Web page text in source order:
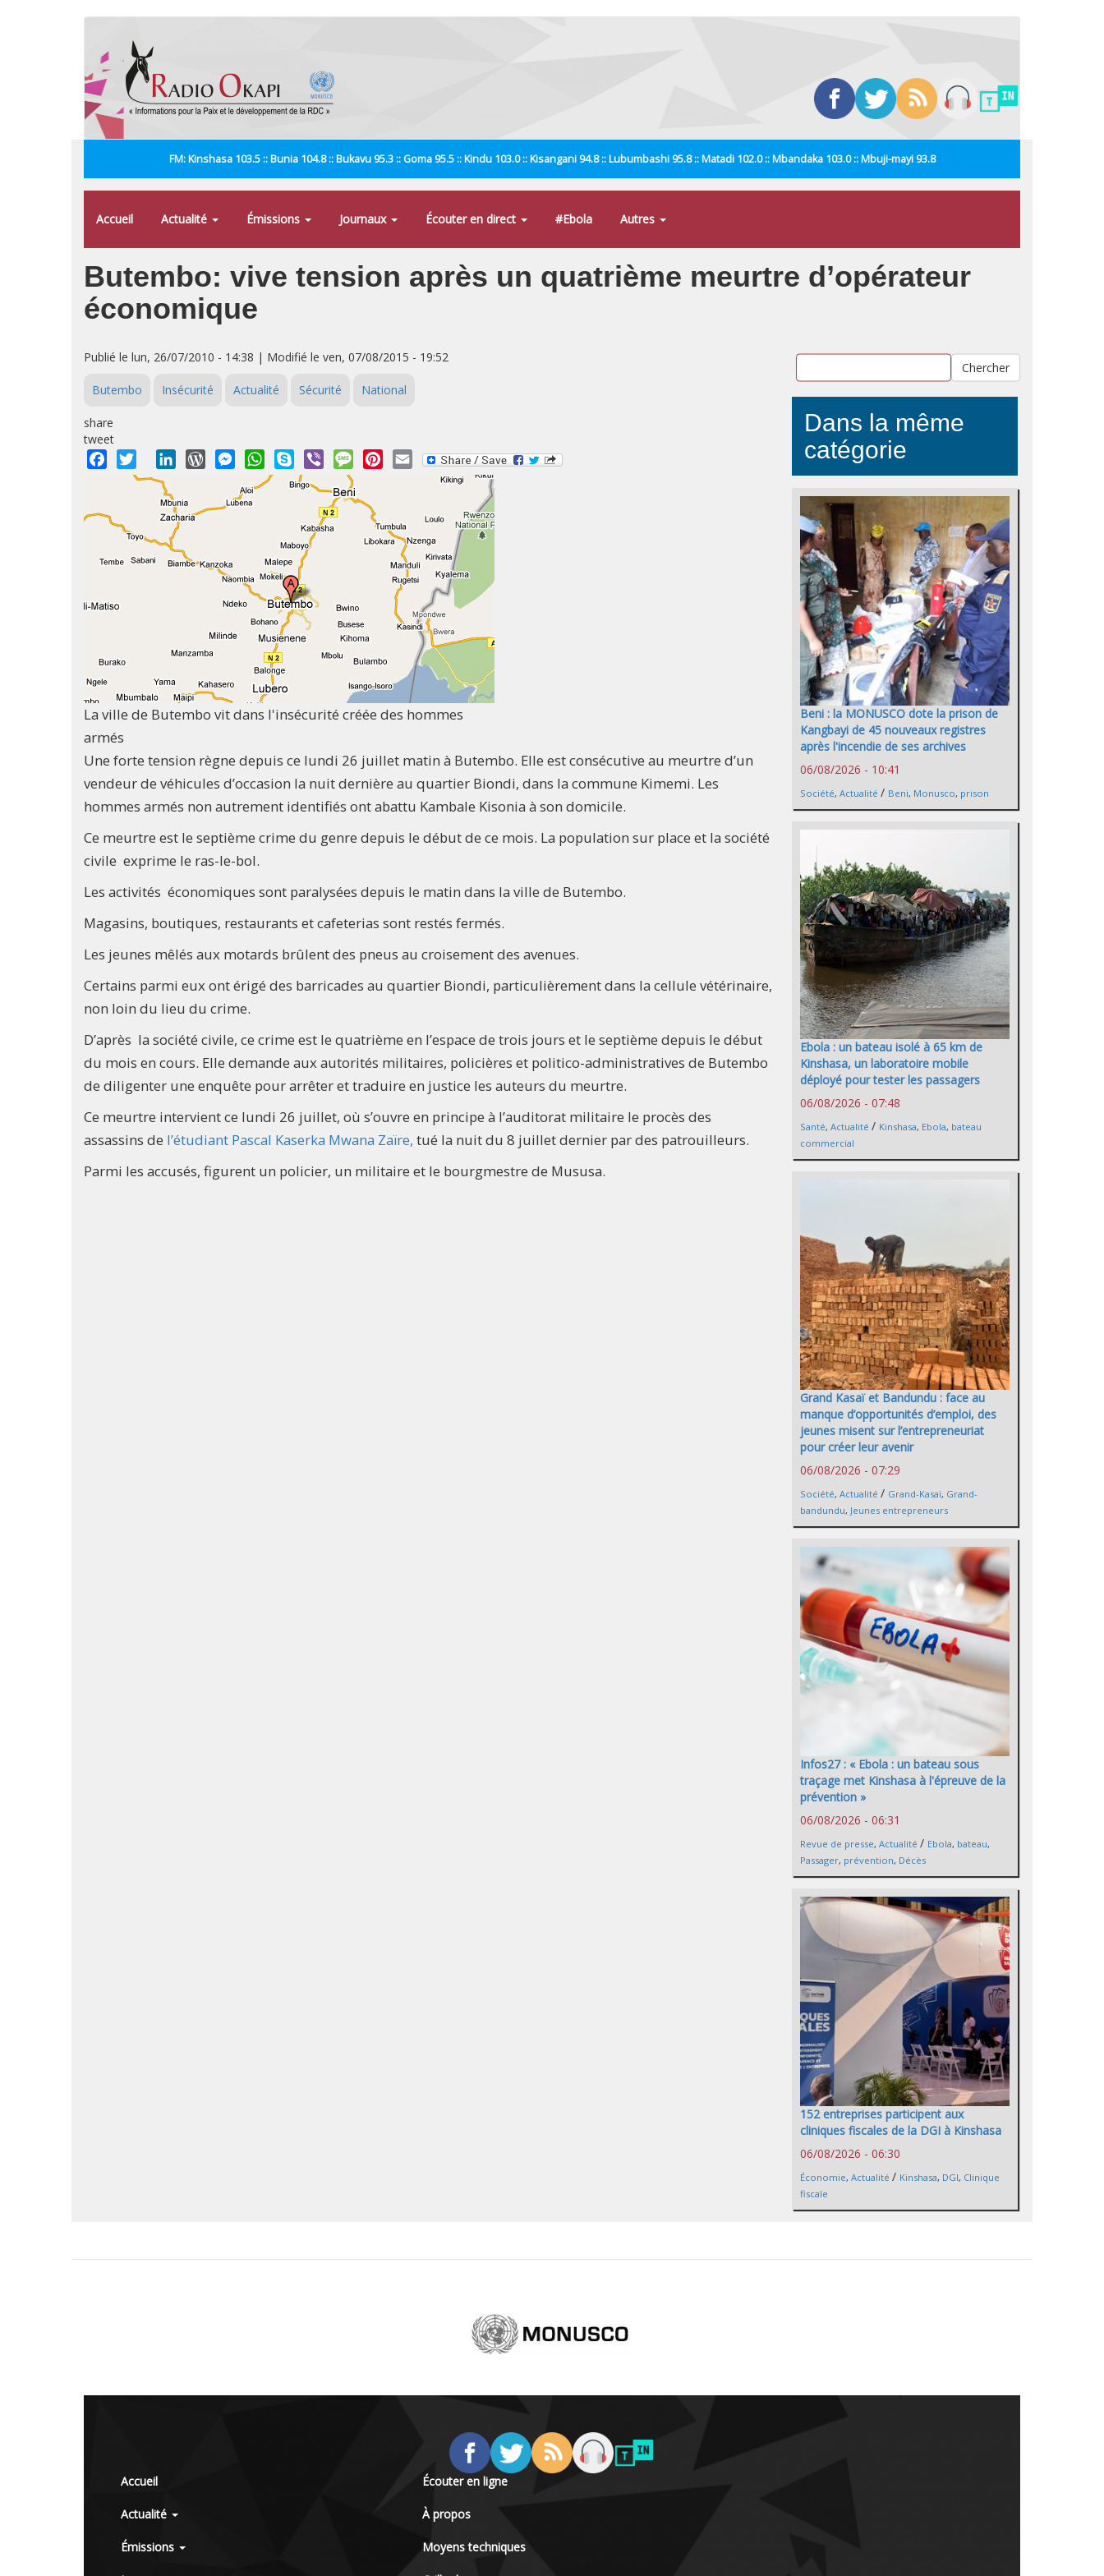
FM: Kinshasa 103.5 :: Bunia 104.8 :: Bukavu 95.3 :: Goma 95.5 :: Kindu 103.0 :: Kisangani 94.8 :: Lubumbashi 95.8 :: Matadi 102.0 :: Mbandaka 103.0 :: Mbuji-mayi 93.8
Accueil Actualité Émissions Journaux Écouter en direct #Ebola Autres
Butembo: vive tension après un quatrième meurtre d’opérateur
économique
Publié le lun, 26/07/2010 - 14:38 | Modifié le ven, 07/08/2015 - 19:52
Butembo Insécurité Actualité Sécurité National
share
tweet
Facebook
Twitter LinkedInWordPressMessengerWhatsApp
Skype Viber MessagePinterest
Email
La ville de Butembo vit dans l'insécurité créée des hommes
armés
Une forte tension règne depuis ce lundi 26 juillet matin à Butembo. Elle est consécutive au meurtre d’un
vendeur de véhicules d’occasion la nuit dernière au quartier Biondi, dans la commune Kimemi. Les
hommes armés non autrement identifiés ont abattu Kambale Kisonia à son domicile.
Ce meurtre est le septième crime du genre depuis le début de ce mois. La population sur place et la société
civile exprime le ras-le-bol.
Les activités économiques sont paralysées depuis le matin dans la ville de Butembo.
Magasins, boutiques, restaurants et cafeterias sont restés fermés.
Les jeunes mêlés aux motards brûlent des pneus au croisement des avenues.
Certains parmi eux ont érigé des barricades au quartier Biondi, particulièrement dans la cellule vétérinaire,
non loin du lieu du crime.
D’après la société civile, ce crime est le quatrième en l’espace de trois jours et le septième depuis le début
du mois en cours. Elle demande aux autorités militaires, policières et politico-administratives de Butembo
de diligenter une enquête pour arrêter et traduire en justice les auteurs du meurtre.
Ce meurtre intervient ce lundi 26 juillet, où s’ouvre en principe à l’auditorat militaire le procès des
assassins de l’étudiant Pascal Kaserka Mwana Zaïre, tué la nuit du 8 juillet dernier par des patrouilleurs.
Parmi les accusés, figurent un policier, un militaire et le bourgmestre de Mususa.
Chercher
Dans la même
catégorie
Beni : la MONUSCO dote la prison de
Kangbayi de 45 nouveaux registres
après l'incendie de ses archives
06/08/2026 - 10:41
Société, Actualité / Beni, Monusco, prison
Ebola : un bateau isolé à 65 km de
Kinshasa, un laboratoire mobile
déployé pour tester les passagers
06/08/2026 - 07:48
Santé, Actualité / Kinshasa, Ebola, bateau
commercial
Grand Kasaï et Bandundu : face au
manque d’opportunités d’emploi, des
jeunes misent sur l’entrepreneuriat
pour créer leur avenir
06/08/2026 - 07:29
Société, Actualité / Grand-Kasaï, Grand-
bandundu, Jeunes entrepreneurs
Infos27 : « Ebola : un bateau sous
traçage met Kinshasa à l'épreuve de la
prévention »
06/08/2026 - 06:31
Revue de presse, Actualité / Ebola, bateau,
Passager, prévention, Décès
152 entreprises participent aux
cliniques fiscales de la DGI à Kinshasa
06/08/2026 - 06:30
Économie, Actualité / Kinshasa, DGI, Clinique
fiscale
Accueil
Actualité
Émissions
Écouter en ligne
À propos
Moyens techniques